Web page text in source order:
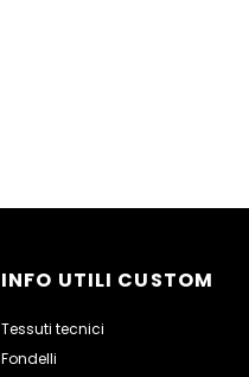
INFO UTILI CUSTOM
Tessuti tecnici
Fondelli